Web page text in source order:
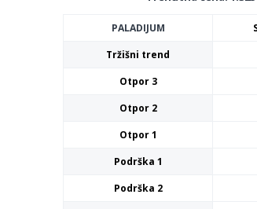
PALADIJUM
Tržišni trend
Otpor 3
Otpor 2
Otpor 1
Podrška 1
Podrška 2